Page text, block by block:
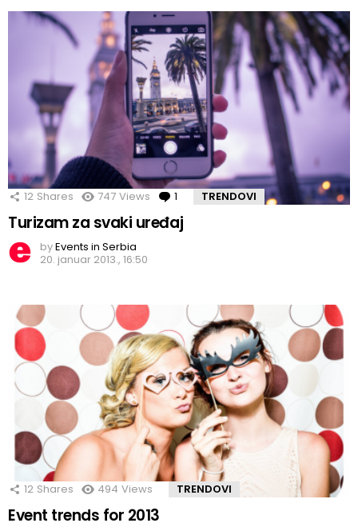
12 Shares 747 Views 1 Comment
TRENDOVI
Turizam za svaki uređaj
byEvents in Serbia
20. januar 2013., 16:50
12 Shares 494 Views TRENDOVI
Event trends for 2013